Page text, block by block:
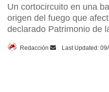
Un cortocircuito en una
origen del fuego que
declarado Patrimonio de
Redacción
SendLast Updated: